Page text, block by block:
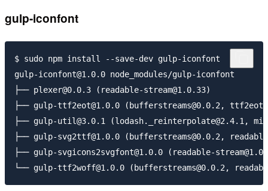
gulp-iconfont
$ sudo npm install --save-dev gulp-iconfont
gulp-iconfont@1.0.0 node_modules/gulp-iconfont
├── plexer@0.0.3 (readable-stream@1.0.33)
├── gulp-ttf2eot@1.0.0 (bufferstreams@0.0.2,
├── gulp-util@3.0.1 (lodash._reinterpolate@2.4.1,
├── gulp-svg2ttf@1.0.0 (bufferstreams@0.0.2,
├── gulp-svgicons2svgfont@1.0.0 (readable-